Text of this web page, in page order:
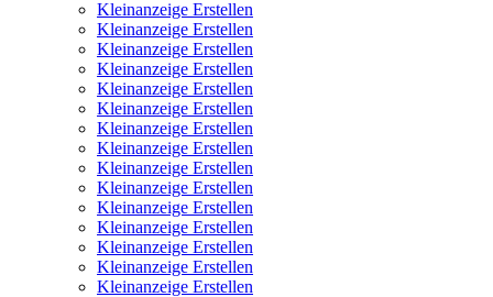
Kleinanzeige Erstellen
Kleinanzeige Erstellen
Kleinanzeige Erstellen
Kleinanzeige Erstellen
Kleinanzeige Erstellen
Kleinanzeige Erstellen
Kleinanzeige Erstellen
Kleinanzeige Erstellen
Kleinanzeige Erstellen
Kleinanzeige Erstellen
Kleinanzeige Erstellen
Kleinanzeige Erstellen
Kleinanzeige Erstellen
Kleinanzeige Erstellen
Kleinanzeige Erstellen